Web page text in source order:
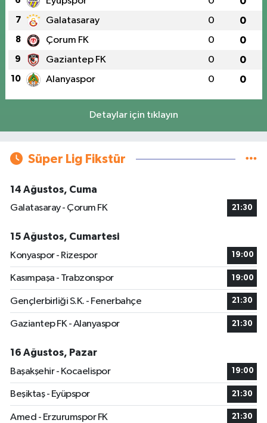
7 Galatasaray 0 0
8 Çorum FK 0 0
9 Gaziantep FK 0 0
10 Alanyaspor 0 0
Detaylar için tıklayın
Süper Lig Fikstür
14 Ağustos, Cuma
Galatasaray - Çorum FK
21:30
15 Ağustos, Cumartesi
Konyaspor - Rizespor
19:00
Kasımpaşa - Trabzonspor 19:00
Gençlerbirliği S.K. - Fenerbahçe 21:30
Gaziantep FK - Alanyaspor 21:30
16 Ağustos, Pazar
Başakşehir - Kocaelispor
19:00
Beşiktaş - Eyüpspor 21:30
Amed - Erzurumspor FK 21:30